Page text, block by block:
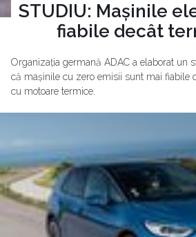
STUDIU: Mașinile
fiabile decât
Organizația germană ADAC a elaborat un
că mașinile cu zero emisii sunt mai fiabile
cu motoare termice.